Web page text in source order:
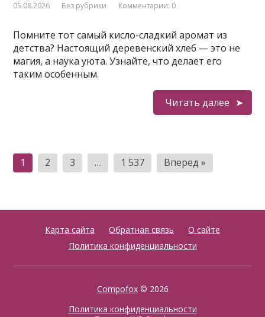
05.08.2026 Без рубрики Комментарии: 0
Помните тот самый кисло-сладкий аромат из
детства? Настоящий деревенский хлеб — это не
магия, а наука уюта. Узнайте, что делает его
таким особенным.
Читать далее
Пагинация
записей
1 2 3 … 1 537 Вперед »
Карта сайта Обратная связь
О сайте
Политика конфиденциальности
Compofox© 2026
Политика конфиденциальности